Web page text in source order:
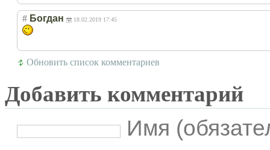
# Богдан 18.02.2019 17:45
Обновить список комментариев
Добавить комментарий
Имя